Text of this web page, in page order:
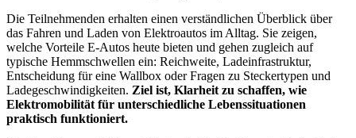
Die Teilnehmenden erhalten einen verständlichen Überblick über
das Fahren und Laden von Elektroautos im Alltag. Sie zeigen,
welche Vorteile E-Autos heute bieten und gehen zugleich auf
typische Hemmschwellen ein: Reichweite, Ladeinfrastruktur,
Entscheidung für eine Wallbox oder Fragen zu Steckertypen und
Ladegeschwindigkeiten. Ziel ist, Klarheit zu schaffen, wie
Elektromobilität für unterschiedliche Lebenssituationen
praktisch funktioniert.